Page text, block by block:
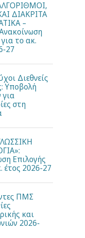
ΔΙΑΚΡΙΤΑ
–
το ακ.
27
Διεθνείς
Υποβολή
για
στη
Επιλογής
έτος 2026-27
ΠΜΣ
και
2026-